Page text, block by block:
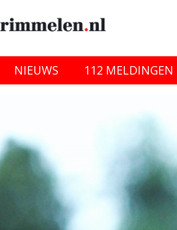
NIEUWS 112 MELDINGEN